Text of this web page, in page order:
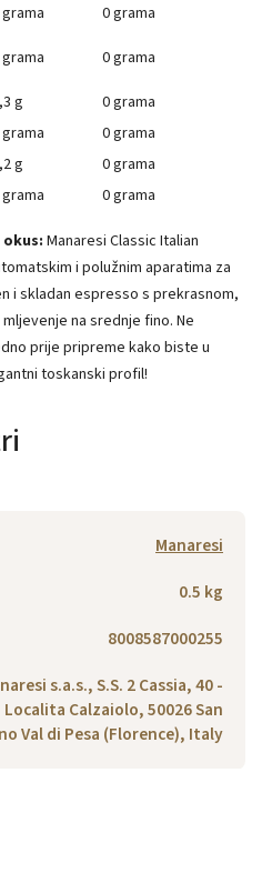
0 grama
0 grama
g
0 grama
0 grama
g
0 grama
0 grama
Manaresi Classic Italian
i polužnim aparatima za
i skladan espresso s prekrasnom,
na srednje fino. Ne
prije pripreme kako biste u
toskanski profil!
Manaresi
0.5 kg
8008587000255
s.a.s., S.S. 2 Cassia, 40 -
Localita Calzaiolo, 50026 San
Val di Pesa (Florence), Italy